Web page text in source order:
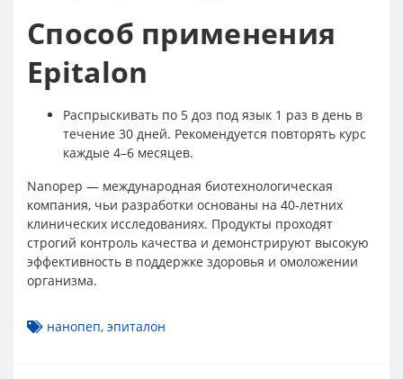
Способ применения
Epitalon
Распрыскивать по 5 доз под язык 1 раз в день в
течение 30 дней. Рекомендуется повторять курс
каждые 4–6 месяцев.
Nanopep — международная биотехнологическая
компания, чьи разработки основаны на 40-летних
клинических исследованиях. Продукты проходят
строгий контроль качества и демонстрируют высокую
эффективность в поддержке здоровья и омоложении
организма.
нанопеп, эпиталон